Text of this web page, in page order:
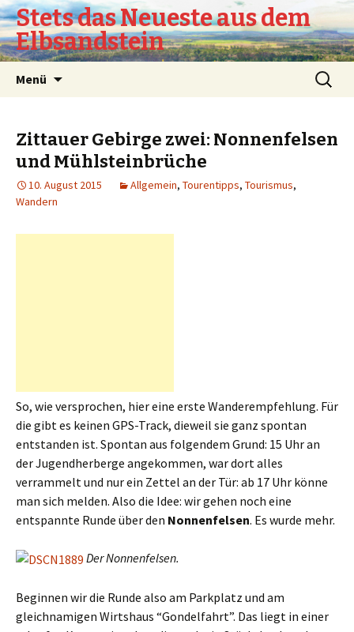
Stets das Neueste aus dem
Elbsandstein
Menü
Suchen
nach:
Zittauer Gebirge zwei: Nonnenfelsen
und Mühlsteinbrüche
10. August 2015 Allgemein, Tourentipps, Tourismus,
Wandern
So, wie versprochen, hier eine erste Wanderempfehlung. Für
die gibt es keinen GPS-Track, dieweil sie ganz spontan
entstanden ist. Spontan aus folgendem Grund: 15 Uhr an
der Jugendherberge angekommen, war dort alles
verrammelt und nur ein Zettel an der Tür: ab 17 Uhr könne
man sich melden. Also die Idee: wir gehen noch eine
entspannte Runde über den Nonnenfelsen. Es wurde mehr.
Der Nonnenfelsen.
Beginnen wir die Runde also am Parkplatz und am
gleichnamigen Wirtshaus “Gondelfahrt”. Das liegt in einer